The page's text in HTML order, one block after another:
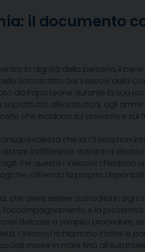
il documento
la dignità della persona, il
sottoscritto dai Vescovi della
da Papa Leone durante la sua
soprattutto alle Istituzioni, agli
che incidono sul presente e sul
che la Chiesa non
indifferente davanti a
Per questo i Vescovi chiedono
offrendo la propria
deve essere custodita in ogni
e la
delicate a semplici
I Vescovi richiamano inoltre le
morire in mare fino